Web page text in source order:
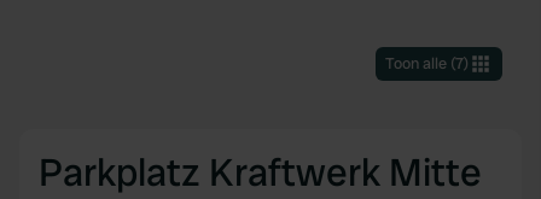
Toon alle(7)
Parkplatz Kraftwerk Mitte